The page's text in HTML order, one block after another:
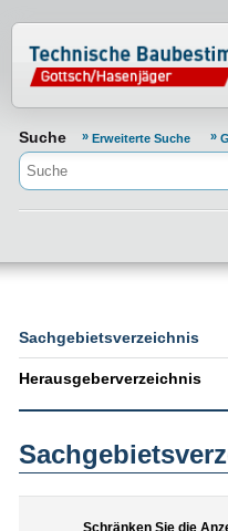
Normenportal
Suche Erweiterte Suche
Sachgebietsverzeichnis
Herausgeberverzeichnis
Schränken Sie die